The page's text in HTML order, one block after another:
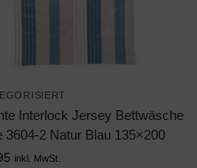
Interlock Jersey Bettwäsche
3604-2 Natur Blau 135×200
inkl. MwSt.